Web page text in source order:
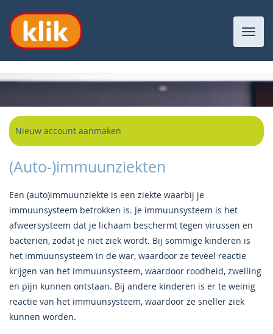
Nieuw account aanmaken
(Auto-)immuunziekten
Een (auto)immuunziekte is een ziekte waarbij je
immuunsysteem betrokken is. Je immuunsysteem is het
afweersysteem dat je lichaam beschermt tegen virussen en
bacteriën, zodat je niet ziek wordt. Bij sommige kinderen is
het immuunsysteem in de war, waardoor ze teveel reactie
krijgen van het immuunsysteem, waardoor roodheid, zwelling
en pijn kunnen ontstaan. Bij andere kinderen is er te weinig
reactie van het immuunsysteem, waardoor ze sneller ziek
kunnen worden.